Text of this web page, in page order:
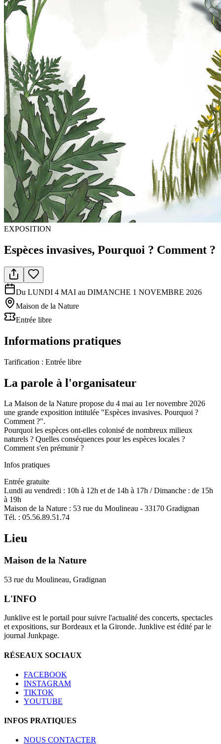
EXPOSITION
Espèces invasives, Pourquoi ? Comment ?
Du LUNDI 4 MAI au DIMANCHE 1 NOVEMBRE 2026
Maison de la Nature
Entrée libre
Informations pratiques
Tarification : Entrée libre
La parole à l'organisateur
La Maison de la Nature propose du 4 mai au 1er novembre 2026
une grande exposition intitulée "Espèces invasives. Pourquoi ?
Comment ?".
Pourquoi les espèces ont-elles colonisé de nombreux milieux
naturels ? Quelles conséquences pour les espèces locales ?
Comment s'en prémunir ?
Infos pratiques
Entrée gratuite
Lundi au vendredi : 10h à 12h et de 14h à 17h / Dimanche : de 15h
à 19h
Maison de la Nature : 53 rue du Moulineau - 33170 Gradignan
Tél. : 05.56.89.51.74
Lieu
Maison de la Nature
53 rue du Moulineau, Gradignan
L'INFO
Junklive est le portail pour suivre l'actualité des concerts, spectacles
et expositions, sur Bordeaux et la Gironde. Junklive est édité par le
journal Junkpage.
RÉSEAUX SOCIAUX
FACEBOOK
INSTAGRAM
TIKTOK
YOUTUBE
INFOS PRATIQUES
NOUS CONTACTER